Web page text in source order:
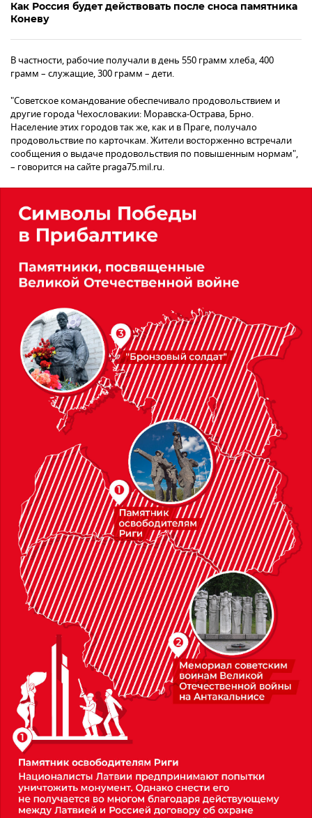
Как Россия будет действовать после сноса памятника
Коневу
В частности, рабочие получали в день 550 грамм хлеба, 400
грамм – служащие, 300 грамм – дети.
"Советское командование обеспечивало продовольствием и
другие города Чехословакии: Моравска-Острава, Брно.
Население этих городов так же, как и в Праге, получало
продовольствие по карточкам. Жители восторженно встречали
сообщения о выдаче продовольствия по повышенным нормам",
– говорится на сайте praga75.mil.ru.